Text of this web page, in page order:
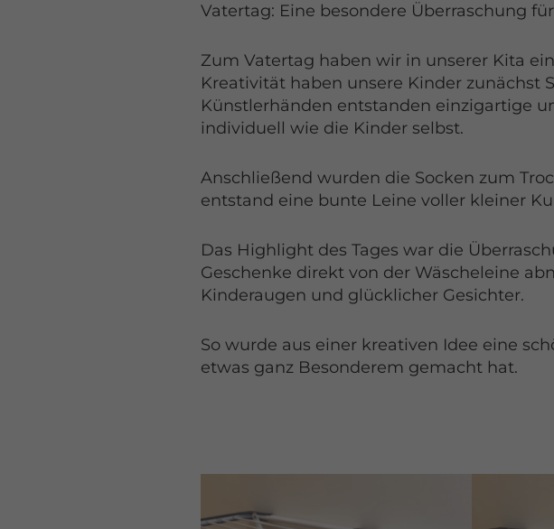
Vatertag: Eine besondere Überraschung
Zum Vatertag haben wir in unserer Kita
Kreativität haben unsere Kinder zunächst
Künstlerhänden entstanden einzigartige
individuell wie die Kinder selbst.
Anschließend wurden die Socken zum
entstand eine bunte Leine voller kleiner
Das Highlight des Tages war die
Geschenke direkt von der Wäscheleine
Kinderaugen und glücklicher Gesichter.
So wurde aus einer kreativen Idee eine
etwas ganz Besonderem gemacht hat.